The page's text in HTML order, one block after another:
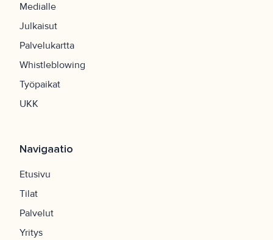
Medialle
Julkaisut
Palvelukartta
Whistleblowing
Työpaikat
UKK
Navigaatio
Etusivu
Tilat
Palvelut
Yritys